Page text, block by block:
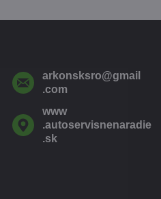
arkonsksro​@gmail​
.com
www​
.autoservisnenaradie​
.sk